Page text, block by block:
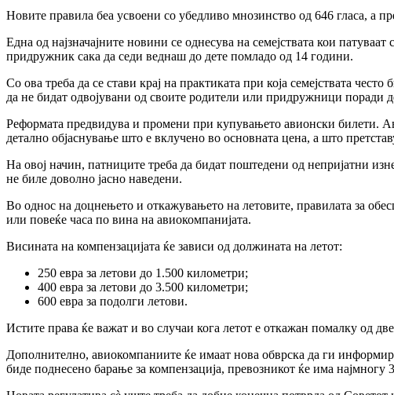
Новите правила беа усвоени со убедливо мнозинство од 646 гласа, а
Една од најзначајните новини се однесува на семејствата кои
придружник сака да седи веднаш до дете помладо од 14 години.
Со ова треба да се стави крај на практиката при која семејствата
да не бидат одвојувани од своите родители или придружници поради
Реформата предвидува и промени при купувањето авионски билети.
детално објаснување што е вклучено во основната цена, а што
На овој начин, патниците треба да бидат поштедени од непријатни
не биле доволно јасно наведени.
Во однос на доцнењето и откажувањето на летовите, правилата за
или повеќе часа по вина на авиокомпанијата.
Висината на компензацијата ќе зависи од должината на летот:
250 евра за летови до 1.500 километри;
400 евра за летови до 3.500 километри;
600 евра за подолги летови.
Истите права ќе важат и во случаи кога летот е откажан помалку од
Дополнително, авиокомпаниите ќе имаат нова обврска да ги
биде поднесено барање за компензација, превозникот ќе има